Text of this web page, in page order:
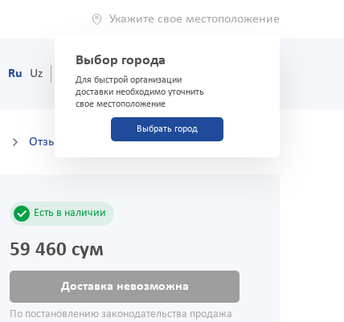
Укажите свое местоположение
Выбор города
Для быстрой организации
доставки необходимо уточнить
свое местоположение
Выбрать город
Ru Uz (71) 200-03-03
Отзывы
Есть в наличии
59 460 сум
Доставка невозможна
По постановлению законодательства продажа